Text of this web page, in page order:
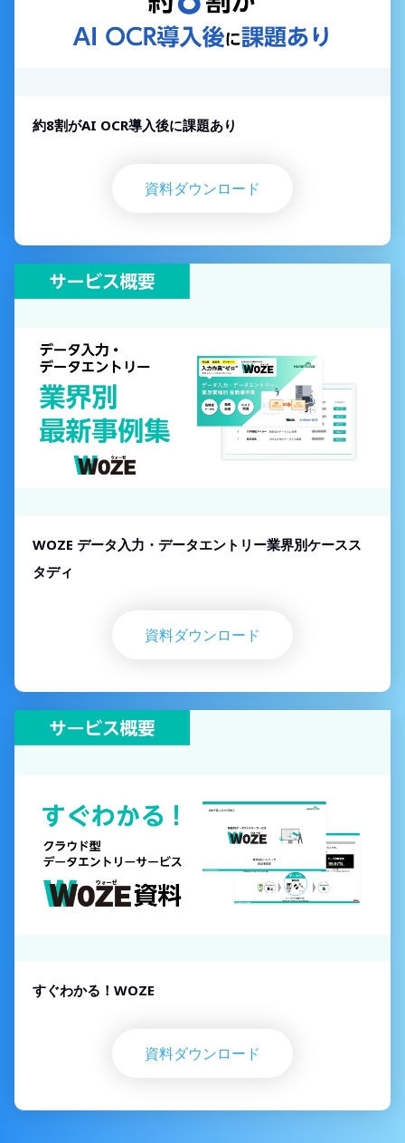
約8割がAI OCR導入後に課題あり
資料ダウンロード
WOZE データ入力・データエントリー業界別ケースス
タディ
資料ダウンロード
すぐわかる！WOZE
資料ダウンロード